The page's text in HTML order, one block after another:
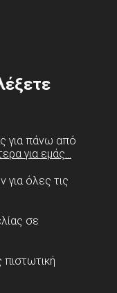
για πάνω από
για εμάς...
για όλες τις
σε